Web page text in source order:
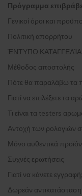
Πρόγραμμα
Γενικοί όροι και
Πολιτική απορρήτου
ΈΝΤΥΠΟ
Μέθοδος αποστολής
Πότε θα παραλάβω τα
Γιατί να επιλέξετε τα
Τι είναι τα testers
Αντοχή των ρολογιών
Μόνο αυθεντικά
Συχνές ερωτήσεις
Γιατί να κάνετε εγγραφή;
Δωρεάν